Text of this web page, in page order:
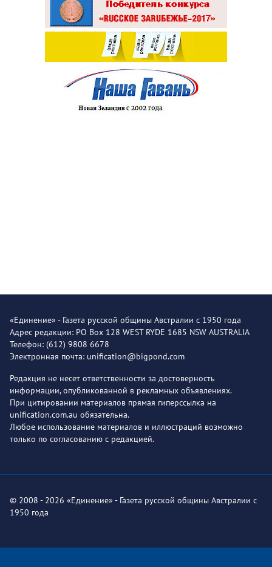
«Единение» - Газета русской общины Австралии с 1950 года
Адрес редакции: PO Box 128 WEST RYDE 1685 NSW AUSTRALIA
Телефон: (612) 9808 6678
Электронная почта: unification@bigpond.com
Редакция не несет ответственности за достоверность
информации, опубликованной в рекламных объявлениях.
При цитировании материалов прямая гиперссылка на
unification.com.au обязательна.
Любое использование материалов и иллюстраций возможно
только по согласованию с редакцией.
© 2008 - 2026 «Единение» - Газета русской общины Австралии с
1950 года